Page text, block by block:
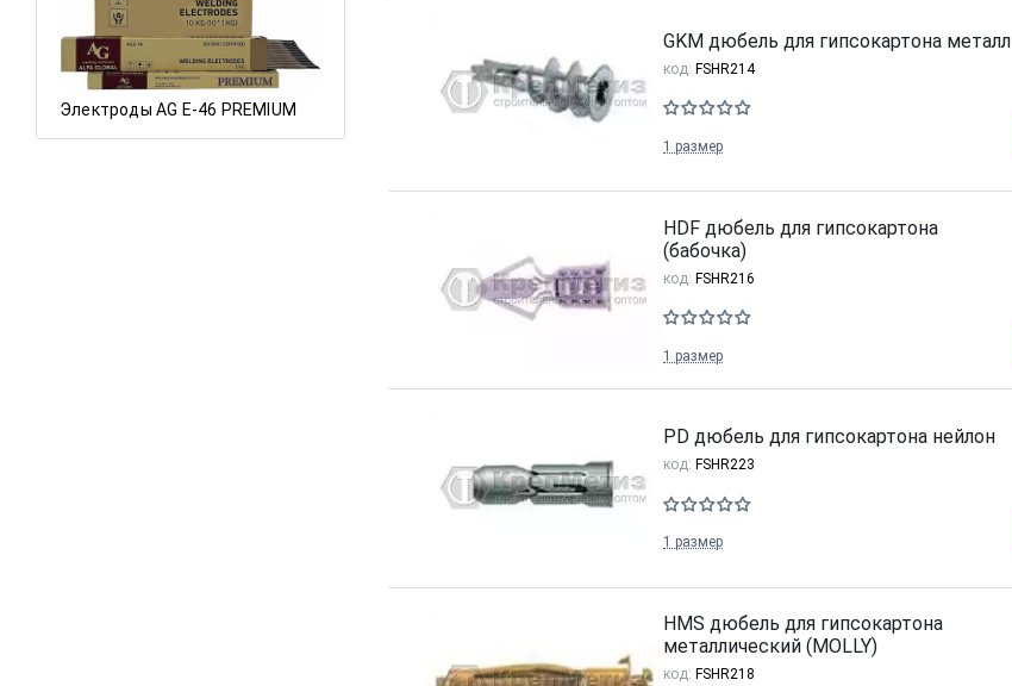
Электроды AG E-46 PREMIUM
GKM дюбель для гипсокартона металл
код: FSHR214
1 размер
HDF дюбель для гипсокартона
(бабочка)
код: FSHR216
1 размер
PD дюбель для гипсокартона нейлон
код: FSHR223
1 размер
HMS дюбель для гипсокартона
металлический (MOLLY)
код: FSHR218